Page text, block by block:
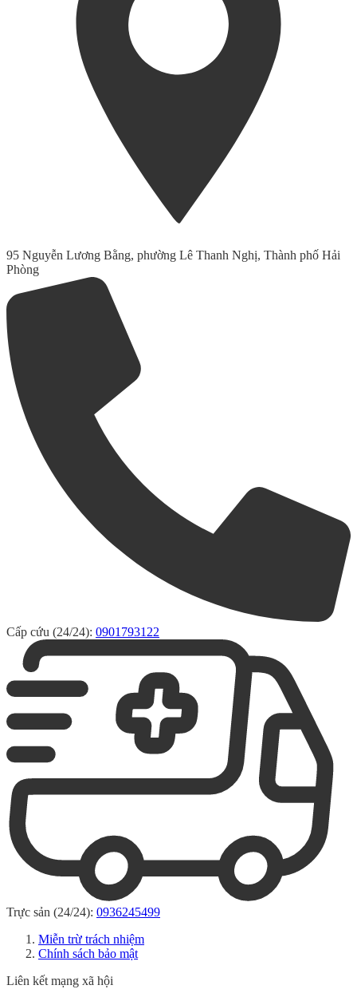
95 Nguyễn Lương Bằng, phường Lê Thanh Nghị, Thành phố Hải
Phòng
Cấp cứu (24/24): 0901793122
Trực sản (24/24): 0936245499
Miễn trừ trách nhiệm
Chính sách bảo mật
Liên kết mạng xã hội